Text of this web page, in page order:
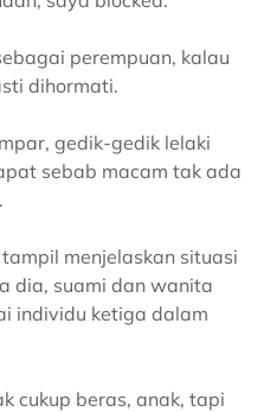
perempuan, kalau
dihormati.
gedik-gedik lelaki
sebab macam tak ada
menjelaskan situasi
dia, suami dan wanita
individu ketiga dalam
cukup beras, anak, tapi